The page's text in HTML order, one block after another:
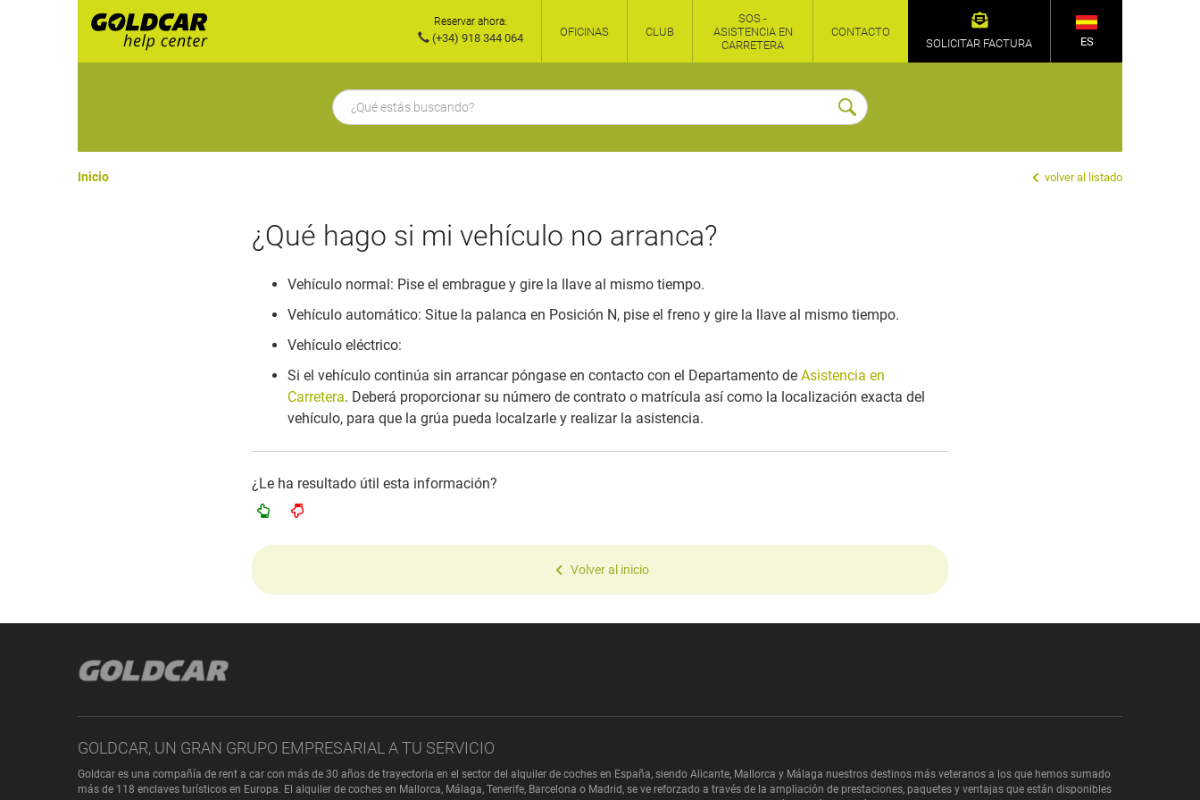
Reservar ahora:
(+34) 918 344 064 OFICINAS CLUB
SOS -
ASISTENCIA EN
CARRETERA
CONTACTO
SOLICITAR FACTURA
ES
Inicio volver al listado
¿Qué hago si mi vehículo no arranca?
Vehículo normal: Pise el embrague y gire la llave al mismo tiempo.
Vehículo automático: Situe la palanca en Posición N, pise el freno y gire la llave al mismo tiempo.
Vehículo eléctrico:
Si el vehículo continúa sin arrancar póngase en contacto con el Departamento de Asistencia en
Carretera. Deberá proporcionar su número de contrato o matrícula así como la localización exacta del
vehículo, para que la grúa pueda localzarle y realizar la asistencia.
¿Le ha resultado útil esta información?
Volver al inicio
GOLDCAR, UN GRAN GRUPO EMPRESARIAL A TU SERVICIO
Goldcar es una compañía de rent a car con más de 30 años de trayectoria en el sector del alquiler de coches en España, siendo Alicante, Mallorca y Málaga nuestros destinos más veteranos a los que hemos sumado
más de 118 enclaves turísticos en Europa. El alquiler de coches en Mallorca, Málaga, Tenerife, Barcelona o Madrid, se ve reforzado a través de la ampliación de prestaciones, paquetes y ventajas que están disponibles